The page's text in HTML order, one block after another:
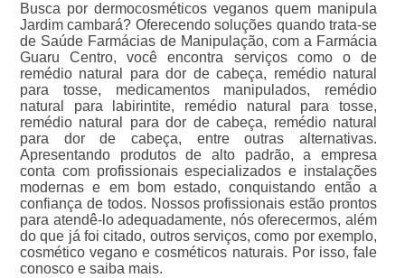
Busca por dermocosméticos veganos quem manipula
Jardim cambará? Oferecendo soluções quando trata-se
de Saúde Farmácias de Manipulação, com a Farmácia
Guaru Centro, você encontra serviços como o de
remédio natural para dor de cabeça, remédio natural
para tosse, medicamentos manipulados, remédio
natural para labirintite, remédio natural para tosse,
remédio natural para dor de cabeça, remédio natural
para dor de cabeça, entre outras alternativas.
Apresentando produtos de alto padrão, a empresa
conta com profissionais especializados e instalações
modernas e em bom estado, conquistando então a
confiança de todos. Nossos profissionais estão prontos
para atendê-lo adequadamente, nós oferecermos, além
do que já foi citado, outros serviços, como por exemplo,
cosmético vegano e cosméticos naturais. Por isso, fale
conosco e saiba mais.